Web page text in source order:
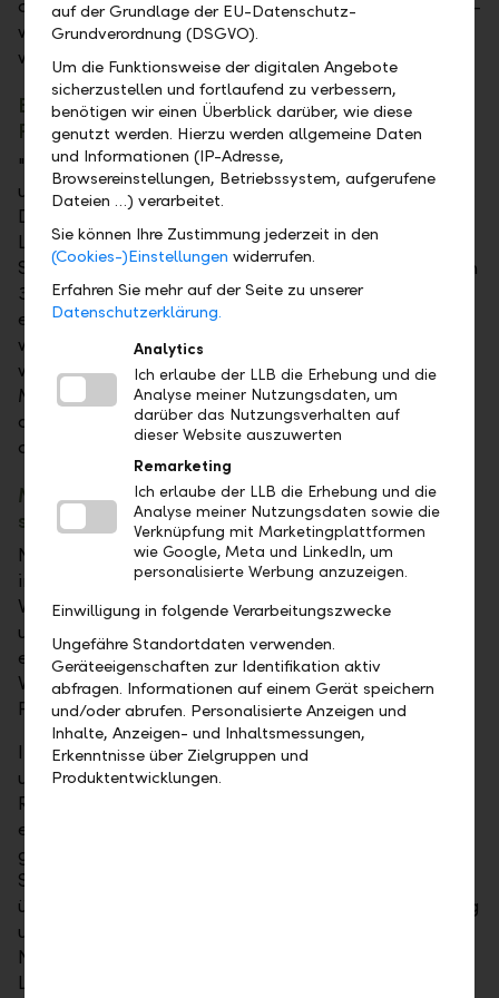
digitalen Welt werden optimal vereint, sodass Privat-
wie Firmenkunden ein besonderes Erlebnis geboten
wird.
Beratung, Begleitung und Service in allen
Finanzthemen
"Wir fokussieren insgesamt noch stärker auf eine
umfassende Beratung unserer Kundinnen und Kunden.
Dabei berücksichtigen wir die spezifischen
Lebensphasen und die private oder geschäftliche
Situation der Kunden umfassend – entsprechend dem
360-Grad-Beratungsansatz der LLB. Gleichzeitig
erhalten unsere Kunden in der Geschäftsstelle auch
weiterhin alle gewohnten Basisdienstleistungen und
werden dabei persönlich begleitet", erklärt Urs
Müller, Leiter der Division Privat- und Firmenkunden
der LLB-Gruppe. Die Geschäftsstelle wird künftig
auch verstärkt für Anlässe genutzt.
Mehr Kundennähe und ein Bankorama mit
speziellem Fokus "Vorsorge"
Neu in der Geschäftsstelle Eschen wird – wie bereits
in der Geschäftsstelle Balzers – ein Bankorama zur
Verfügung stehen, ein interaktives Medium, um
unterschiedlichste Finanz- und Anlagethemen
einfach und anschaulich zu besprechen – neu auch
Vorsorgethemen. Kunden können so komplexe
Finanzthemen mit allen Sinnen erleben.
In Eschen wird künftig neu verstärkt auf Begegnung
und Austausch gesetzt. Die grosszügigen
Räumlichkeiten bieten ideale Bedingungen für
entsprechende Angebote und Anlässe, an denen
gemeinsam erlebt und gelernt werden kann. Das
Spektrum reicht vom Dialog zu spezifischen Themen
über die Wissensvermittlung bis hin zur Unterhaltung
und zum geselligen Zusammensein. Ziel ist es,
Netzwerkanlässe durchzuführen und auch ein
Lernprogramm für Schüler zu etablieren. Der
auf der Grundlage der EU-Datenschutz-
Grundverordnung (DSGVO).
Um die Funktionsweise der digitalen Angebote
sicherzustellen und fortlaufend zu verbessern,
benötigen wir einen Überblick darüber, wie diese
genutzt werden. Hierzu werden allgemeine Daten
und Informationen (IP-Adresse,
Browsereinstellungen, Betriebssystem, aufgerufene
Dateien …) verarbeitet.
Sie können Ihre Zustimmung jederzeit in den
(Cookies-)Einstellungen widerrufen.
Erfahren Sie mehr auf der Seite zu unserer
Datenschutzerklärung.
Analytics
Ich erlaube der LLB die Erhebung und die
Analyse meiner Nutzungsdaten, um
darüber das Nutzungsverhalten auf
dieser Website auszuwerten
Remarketing
Ich erlaube der LLB die Erhebung und die
Analyse meiner Nutzungsdaten sowie die
Verknüpfung mit Marketingplattformen
wie Google, Meta und LinkedIn, um
personalisierte Werbung anzuzeigen.
Einwilligung in folgende Verarbeitungszwecke
Ungefähre Standortdaten verwenden.
Geräteeigenschaften zur Identifikation aktiv
abfragen. Informationen auf einem Gerät speichern
und/oder abrufen. Personalisierte Anzeigen und
Inhalte, Anzeigen- und Inhaltsmessungen,
Erkenntnisse über Zielgruppen und
Produktentwicklungen.